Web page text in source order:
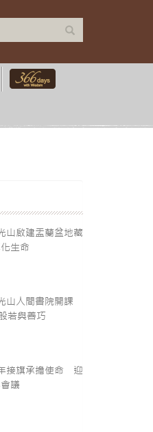
山啟建盂蘭盆地藏
生命
山人間書院開課
若與善巧
接旗承擔使命 迎
議